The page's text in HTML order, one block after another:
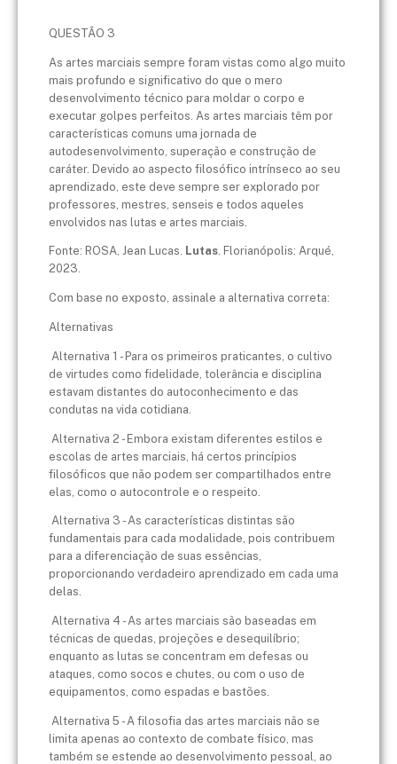
QUESTÃO 3
As artes marciais sempre foram vistas como algo muito
mais profundo e significativo do que o mero
desenvolvimento técnico para moldar o corpo e
executar golpes perfeitos. As artes marciais têm por
características comuns uma jornada de
autodesenvolvimento, superação e construção de
caráter. Devido ao aspecto filosófico intrínseco ao seu
aprendizado, este deve sempre ser explorado por
professores, mestres, senseis e todos aqueles
envolvidos nas lutas e artes marciais.
Fonte: ROSA, Jean Lucas. Lutas. Florianópolis: Arqué,
2023.
Com base no exposto, assinale a alternativa correta:
Alternativas
Alternativa 1 - Para os primeiros praticantes, o cultivo
de virtudes como fidelidade, tolerância e disciplina
estavam distantes do autoconhecimento e das
condutas na vida cotidiana.
Alternativa 2 - Embora existam diferentes estilos e
escolas de artes marciais, há certos princípios
filosóficos que não podem ser compartilhados entre
elas, como o autocontrole e o respeito.
Alternativa 3 - As características distintas são
fundamentais para cada modalidade, pois contribuem
para a diferenciação de suas essências,
proporcionando verdadeiro aprendizado em cada uma
delas.
Alternativa 4 - As artes marciais são baseadas em
técnicas de quedas, projeções e desequilíbrio;
enquanto as lutas se concentram em defesas ou
ataques, como socos e chutes, ou com o uso de
equipamentos, como espadas e bastões.
Alternativa 5 - A filosofia das artes marciais não se
limita apenas ao contexto de combate físico, mas
também se estende ao desenvolvimento pessoal, ao